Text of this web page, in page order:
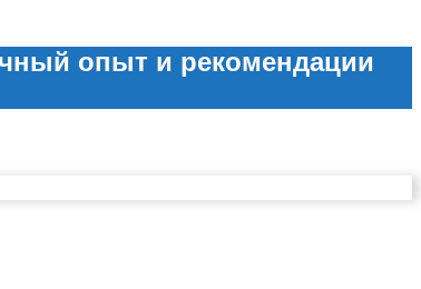
опыт и рекомендации